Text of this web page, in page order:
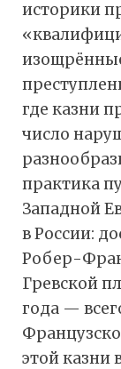
историки
где казни
число
практика
Западной
в России:
Робер-
Гревской
года —
этой казни